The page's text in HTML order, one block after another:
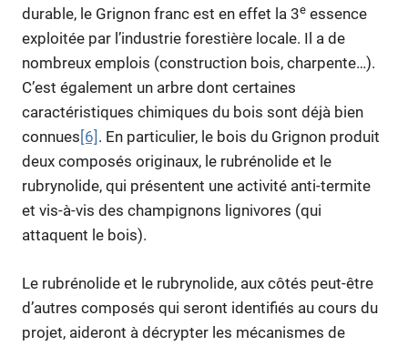
durable, le Grignon franc est en effet la 3e essence
exploitée par l’industrie forestière locale. Il a de
nombreux emplois (construction bois, charpente…).
C’est également un arbre dont certaines
caractéristiques chimiques du bois sont déjà bien
connues [6] . En particulier, le bois du Grignon produit
deux composés originaux, le rubrénolide et le
rubrynolide, qui présentent une activité anti-termite
et vis-à-vis des champignons lignivores (qui
attaquent le bois).
Le rubrénolide et le rubrynolide, aux côtés peut-être
d’autres composés qui seront identifiés au cours du
projet, aideront à décrypter les mécanismes de